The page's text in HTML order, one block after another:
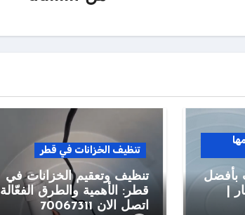
بأفضل
|
تنظيف الخزانات في قطر
تنظيف وتعقيم الخزانات في
قطر: الأهمية والطرق الفعّالة|
اتصل الان 70067311